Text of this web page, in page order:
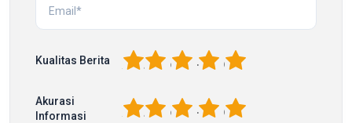
Kualitas Berita 5
4
3
2
Akurasi
Informasi
5
4
3
2